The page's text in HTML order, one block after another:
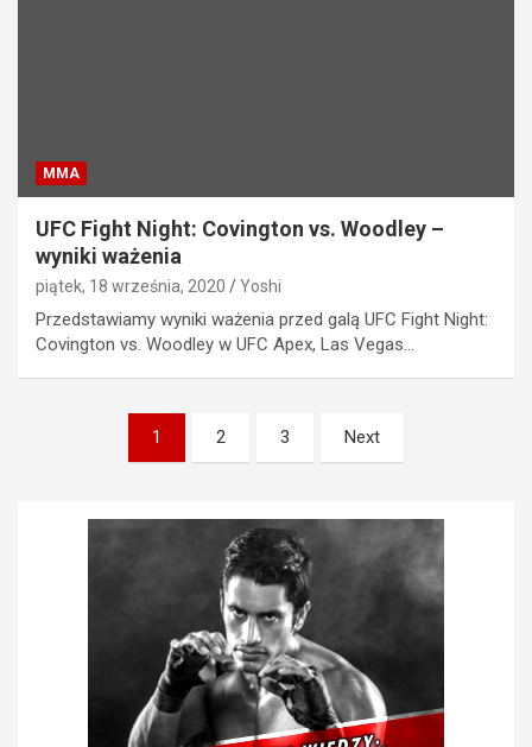
MMA
UFC Fight Night: Covington vs. Woodley –
wyniki ważenia
piątek, 18 września, 2020 Yoshi
Przedstawiamy wyniki ważenia przed galą UFC Fight Night:
Covington vs. Woodley w UFC Apex, Las Vegas…
Stronicowanie
1 2 3 Next